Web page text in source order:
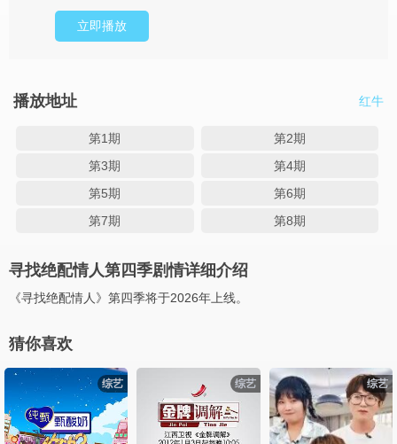
立即播放
播放地址 红牛
第1期
第2期
第3期
第4期
第5期
第6期
第7期
第8期
寻找绝配情人第四季剧情详细介绍
《寻找绝配情人》第四季将于2026年上线。
猜你喜欢
综艺 综艺 综艺